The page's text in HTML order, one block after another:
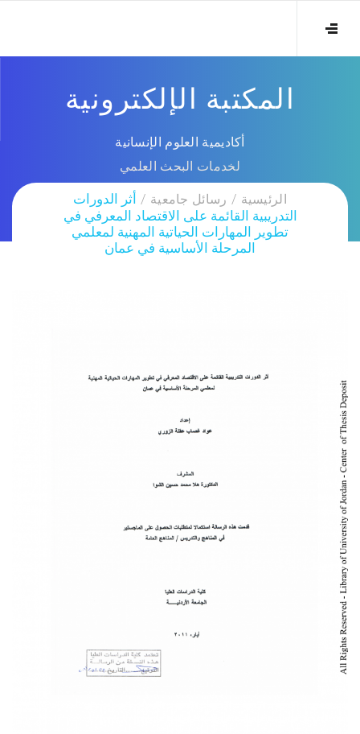
المكتبة الإلكترونية
أكاديمية العلوم الإنسانية
لخدمات البحث العلمي
الرئيسية رسائل جامعية
أثر الدورات
التدريبية القائمة على الاقتصاد المعرفي في
تطوير المهارات الحياتية المهنية لمعلمي
المرحلة الأساسية في عمان